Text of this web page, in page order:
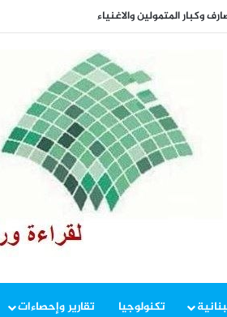
تكنولوجيا تقارير وإحصاءات